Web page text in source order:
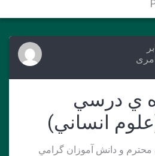
ي درسي
انساني)
محترم و دانش آموزان گرامي